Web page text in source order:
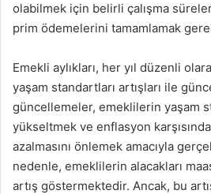
olabilmek için belirli çalışma
prim ödemelerini tamamlamak
Emekli aylıkları, her yıl düzenli
yaşam standartları artışları ile
güncellemeler, emeklilerin yaşam
yükseltmek ve enflasyon
azalmasını önlemek amacıyla
nedenle, emeklilerin alacakları
artış göstermektedir. Ancak, bu